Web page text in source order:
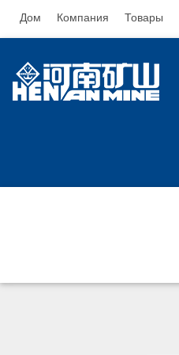
Дом Компания Товары